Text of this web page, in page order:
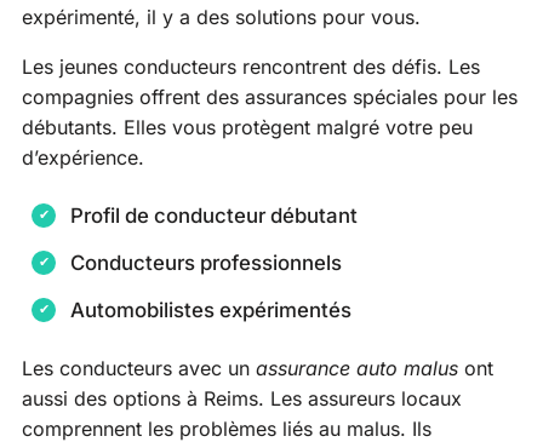
expérimenté, il y a des solutions pour vous.
Les jeunes conducteurs rencontrent des défis. Les
compagnies offrent des assurances spéciales pour les
débutants. Elles vous protègent malgré votre peu
d’expérience.
Profil de conducteur débutant
Conducteurs professionnels
Automobilistes expérimentés
Les conducteurs avec un assurance auto malus ont
aussi des options à Reims. Les assureurs locaux
comprennent les problèmes liés au malus. Ils